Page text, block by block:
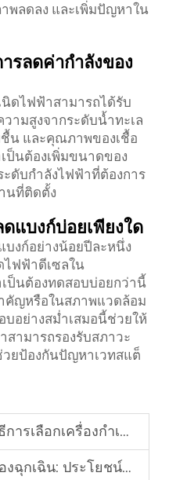
พลดลง และเพิ่มปัญหาใน
รลดค่ากำลังของ
นิดไฟฟ้าสามารถได้รับ
ามสูงจากระดับน้ำทะเล
น และคุณภาพของเชื้อ
ป็นต้องเพิ่มขนาดของ
ะดับกำลังไฟฟ้าที่ต้องการ
นที่ติดตั้ง
แบงก์บ่อยเพียงใด
งก์อย่างน้อยปีละหนึ่ง
ไฟฟ้าดีเซลใน
ป็นต้องทดสอบบ่อยกว่านี้
คัญหรือในสภาพแวดล้อม
บอย่างสม่ำเสมอนี้ช่วยให้
สามารถรองรับสภาวะ
วยป้องกันปัญหาเวทสแต็
กเครื่องกำเนิดไฟฟ้าดีเซล
ระโยชน์ของเครื่องปั่นไฟดีเซล